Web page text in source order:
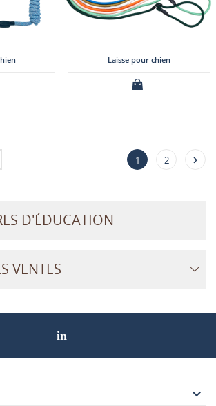
D'ÉDUCATION
VENTES
Laisse pour chien
1 2 
